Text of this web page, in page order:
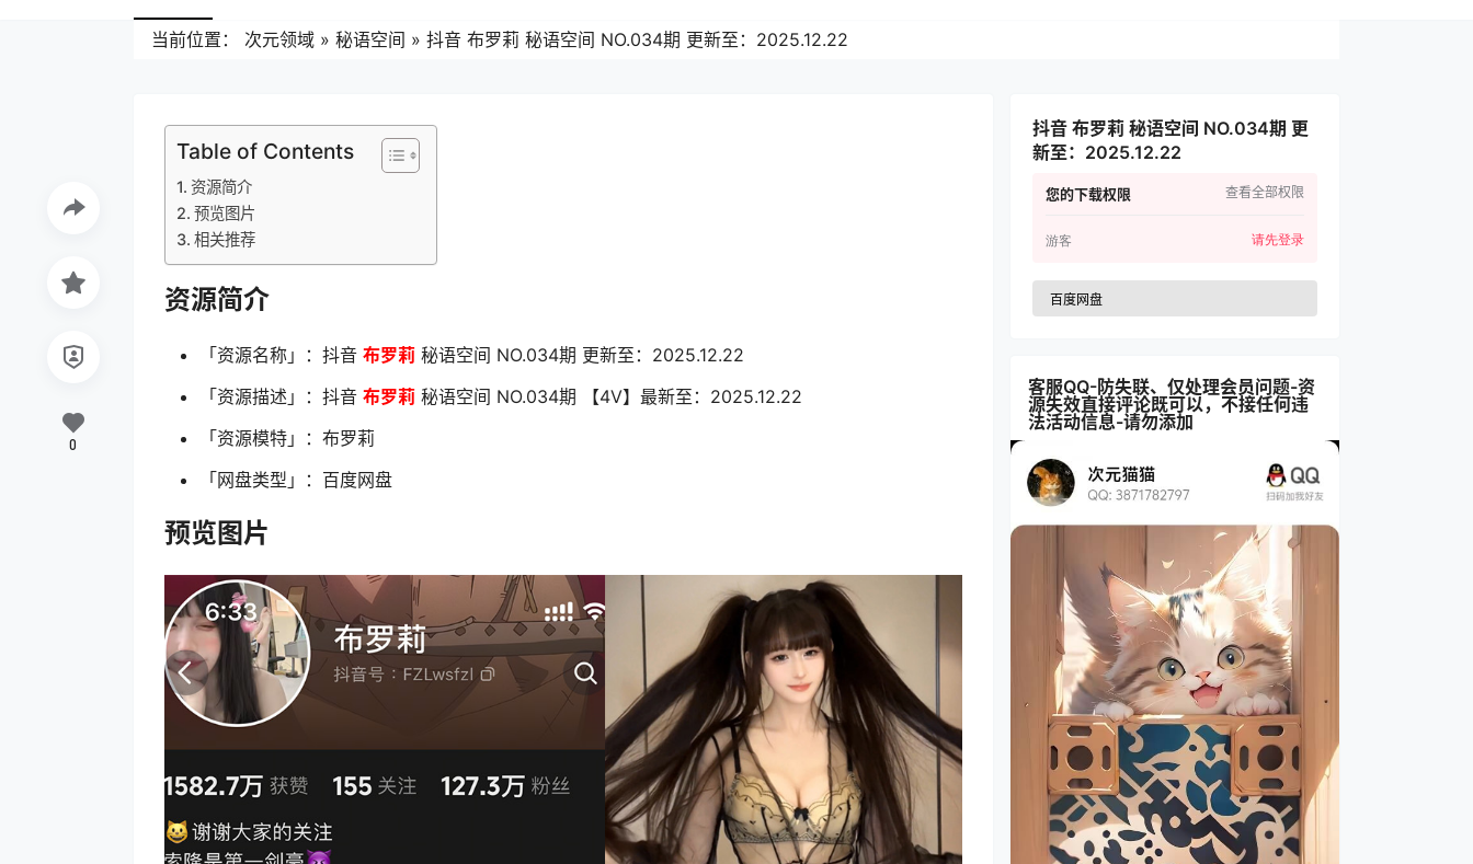
当前位置： 次元领域 » 秘语空间 » 抖音 布罗莉 秘语空间 NO.034期 更新至：2025.12.22
Table of Contents
资源简介
预览图片
相关推荐
资源简介
「资源名称」：抖音 布罗莉 秘语空间 NO.034期 更新至：2025.12.22
「资源描述」：抖音 布罗莉 秘语空间 NO.034期 【4V】最新至：2025.12.22
「资源模特」：布罗莉
「网盘类型」：百度网盘
预览图片
0
抖音 布罗莉 秘语空间 NO.034期 更
新至：2025.12.22
您的下载权限 查看全部权限
游客 请先登录
百度网盘
客服QQ-防失联、仅处理会员问题-资
源失效直接评论既可以，不接任何违
法活动信息-请勿添加